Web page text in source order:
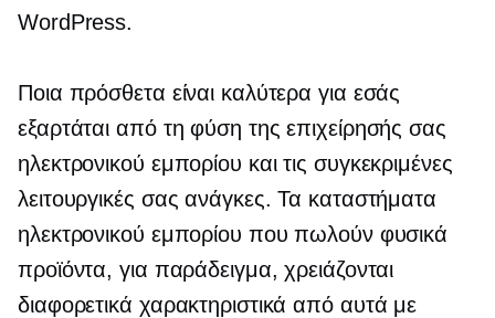
WordPress.
Ποια πρόσθετα είναι καλύτερα για εσάς
εξαρτάται από τη φύση της επιχείρησής σας
ηλεκτρονικού εμπορίου και τις συγκεκριμένες
λειτουργικές σας ανάγκες. Τα καταστήματα
ηλεκτρονικού εμπορίου που πωλούν φυσικά
προϊόντα, για παράδειγμα, χρειάζονται
διαφορετικά χαρακτηριστικά από αυτά με